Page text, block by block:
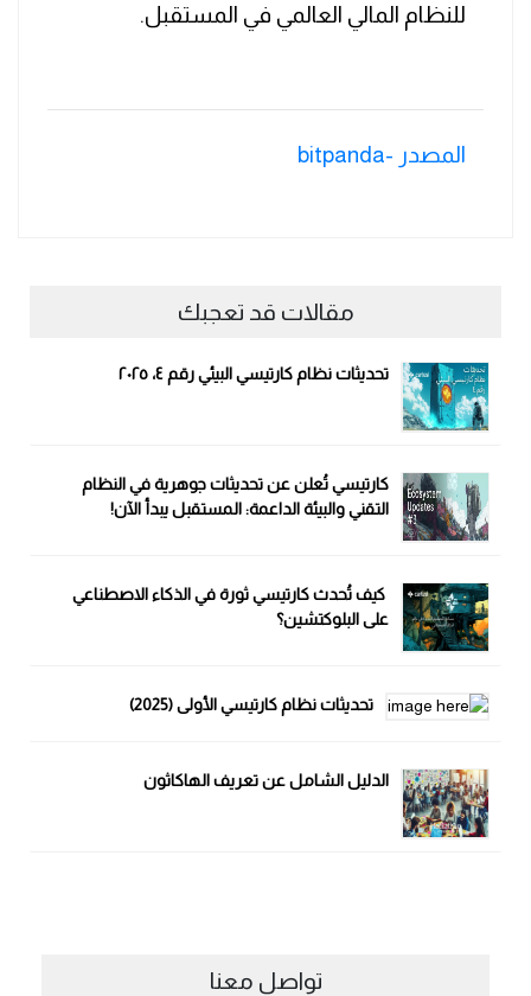
للنظام المالي العالمي في المستقبل.
المصدر -bitpanda
مقالات قد تعجبك
تحديثات نظام كارتيسي البيئي رقم ٤، ٢٠٢٥
كارتيسي تُعلن عن تحديثات جوهرية في النظام
التقني والبيئة الداعمة: المستقبل يبدأ الآن!
كيف تُحدث كارتيسي ثورة في الذكاء الاصطناعي
على البلوكتشين؟
تحديثات نظام كارتيسي الأولى (2025)
الدليل الشامل عن تعريف الهاكاثون
تواصل معنا